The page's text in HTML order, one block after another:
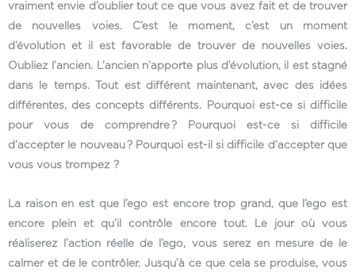
vraiment envie d’oublier tout ce que vous avez fait et de trouver
de nouvelles voies. C’est le moment, c’est un moment
d’évolution et il est favorable de trouver de nouvelles voies.
Oubliez l’ancien. L’ancien n’apporte plus d’évolution, il est stagné
dans le temps. Tout est différent maintenant, avec des idées
différentes, des concepts différents. Pourquoi est-ce si difficile
pour vous de comprendre ? Pourquoi est-ce si difficile
d’accepter le nouveau ? Pourquoi est-il si difficile d’accepter que
vous vous trompez ?
La raison en est que l’ego est encore trop grand, que l’ego est
encore plein et qu’il contrôle encore tout. Le jour où vous
réaliserez l’action réelle de l’ego, vous serez en mesure de le
calmer et de le contrôler. Jusqu’à ce que cela se produise, vous